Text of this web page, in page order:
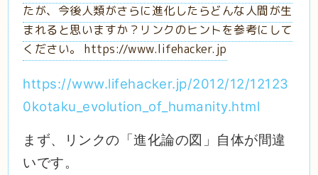
たが、今後人類がさらに進化したらどんな人間が生
まれると思いますか？リンクのヒントを参考にして
ください。 https://www.lifehacker.jp
https://www.lifehacker.jp/2012/12/12123
0kotaku_evolution_of_humanity.html
まず、リンクの「進化論の図」自体が間違
いです。